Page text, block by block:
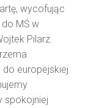
wycofując
MŚ w
Pilarz.
do europejskiej
spokojniej